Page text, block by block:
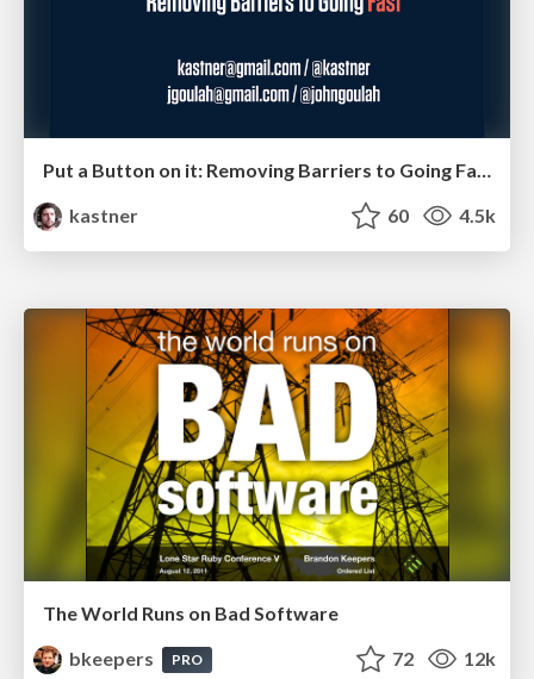
Put a Button on it: Removing Barriers to Going Fast.
kastner
60 4.5k
The World Runs on Bad Software
bkeepers
PRO 72 12k